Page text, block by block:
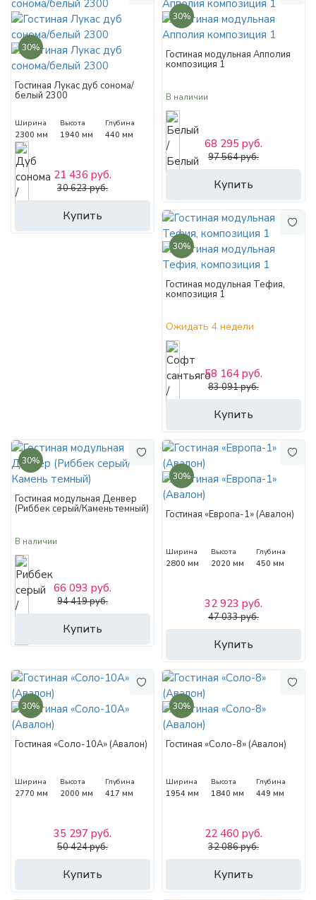
30%
Гостиная Лукас дуб сонома/
белый 2300
Ширина
2300 мм
Высота
1940 мм
Глубина
440 мм
Купить
21 436 руб.
30 623 руб.
30%
Гостиная модульная Апполия
композиция 1
В наличии
Купить
68 295 руб.
97 564 руб.
30%
Гостиная модульная Тефия,
композиция 1
Ожидать 4 недели
Купить
58 164 руб.
83 091 руб.
30%
Гостиная модульная Денвер
(Риббек серый/Камень темный)
В наличии
Купить
66 093 руб.
94 419 руб.
30%
Гостиная «Европа-1» (Авалон)
Ширина
2800 мм
Высота
2020 мм
Глубина
450 мм
Купить
32 923 руб.
47 033 руб.
30%
Гостиная «Соло-10А» (Авалон)
Ширина
2770 мм
Высота
2000 мм
Глубина
417 мм
Купить
35 297 руб.
50 424 руб.
30%
Гостиная «Соло-8» (Авалон)
Ширина
1954 мм
Высота
1840 мм
Глубина
449 мм
Купить
22 460 руб.
32 086 руб.